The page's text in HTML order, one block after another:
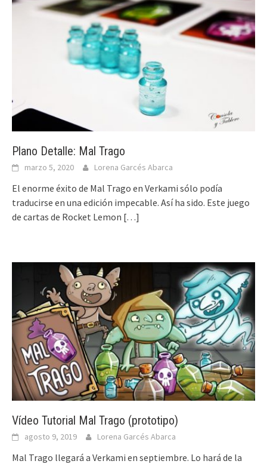
Plano Detalle: Mal Trago
marzo 5, 2020 Lorena Garcés Abarca
El enorme éxito de Mal Trago en Verkami sólo podía
traducirse en una edición impecable. Así ha sido. Este juego
de cartas de Rocket Lemon […]
Vídeo Tutorial Mal Trago (prototipo)
agosto 9, 2019 Lorena Garcés Abarca
Mal Trago llegará a Verkami en septiembre. Lo hará de la